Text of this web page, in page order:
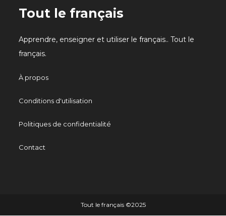
Tout le français
Apprendre, enseigner et utiliser le français.. Tout le
français.
À propos
Conditions d'utilisation
Politiques de confidentialité
Contact
Tout le français ©️2025